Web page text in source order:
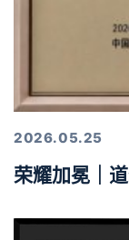
2026.05.25
荣耀加冕｜